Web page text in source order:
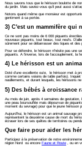
Nous savons tous que le hérisson boulotte de
du jardin. Mais saviez-vous qu’il peut aussi
Notons quand même que monsieur est
gentiment à sa portée.
3) C'est un mammifère qui
Ce ne sont pas moins de 6 000 piquants
nouveaux piquants, tout beaux, tout neufs.
sûrement pour se débarrasser des tiques et des
Pour se défendre, le hérisson n’hésite pas une
piquants. A l’inverse, lors de l’accouplement, la
4) Le hérisson est un
Doté d’une excellente ouïe, le hérisson met à
comme certains voisins de table parfois).
nasillements, et durant lesquels, les hérissons
5) Des bébés à croissance
Au mois de juin, après 4 semaines de
une peau boursouflée mais dépourvue de
moment du sevrage) pour que le jeune hérisson
Aujourd’hui, le hérisson est un animal sauvage
représentent la deuxième cause de mort du
écraser lors de ses quêtes de territoires ou
Que faire pour aider les
Participez à la préservation de notre
région Nord ou encore Faune et Route , ou en